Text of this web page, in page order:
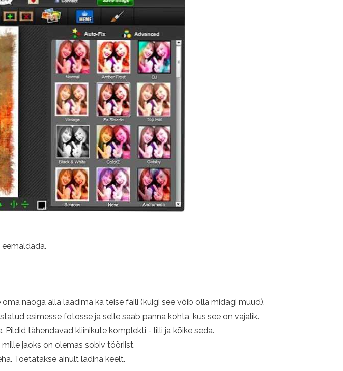
näoga alla laadima ka teise faili (kuigi see võib olla midagi muud),
esimesse fotosse ja selle saab panna kohta, kus see on vajalik.
tähendavad kliinikute komplekti - lilli ja kõike seda.
jaoks on olemas sobiv tööriist.
Toetatakse ainult ladina keelt.